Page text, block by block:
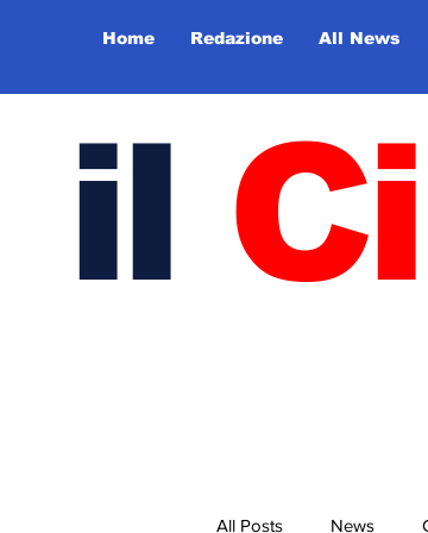
Home Redazione All News
il
All Posts News